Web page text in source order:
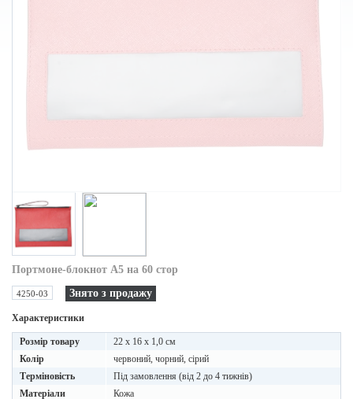
Портмоне-блокнот А5 на 60 стор
4250-03 Знято з продажу
Характеристики
Розмір товару
22 x 16 x 1,0 см
Колір
червоний, чорний, сірий
Терміновість
Під замовлення (від 2 до 4 тижнів)
Матеріали
Кожа